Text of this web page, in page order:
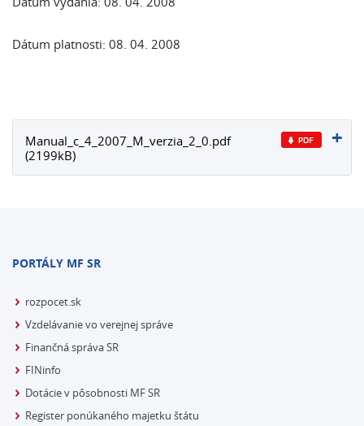
Dátum platnosti: 08. 04. 2008
Manual_c_4_2007_M_verzia_2_0.pdf
(2199kB)
PORTÁLY MF SR
rozpocet.sk
Vzdelávanie vo verejnej správe
Finančná správa SR
FINinfo
Dotácie v pôsobnosti MF SR
Register ponúkaného majetku štátu